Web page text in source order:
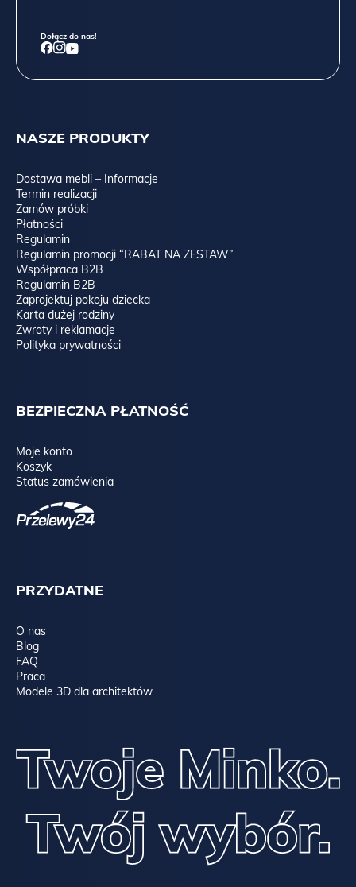
NASZE PRODUKTY
Dostawa mebli – Informacje
Termin realizacji
Zamów próbki
Płatności
Regulamin
Regulamin promocji “RABAT NA ZESTAW”
Współpraca B2B
Regulamin B2B
Zaprojektuj pokoju dziecka
Karta dużej rodziny
Zwroty i reklamacje
Polityka prywatności
BEZPIECZNA PŁATNOŚĆ
Moje konto
Koszyk
Status zamówienia
PRZYDATNE
O nas
Blog
FAQ
Praca
Modele 3D dla architektów
Dołącz do nas!